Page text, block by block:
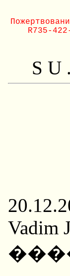
R735-
S U
Vadim